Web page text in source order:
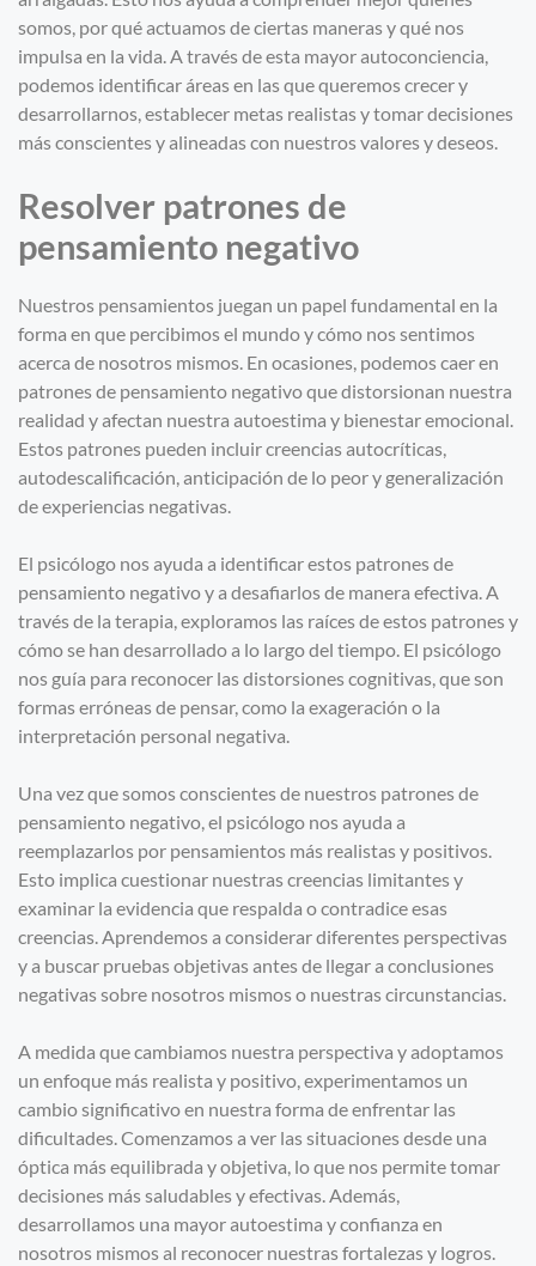
somos, por qué actuamos de ciertas maneras y qué nos
impulsa en la vida. A través de esta mayor autoconciencia,
podemos identificar áreas en las que queremos crecer y
desarrollarnos, establecer metas realistas y tomar decisiones
más conscientes y alineadas con nuestros valores y deseos.
Resolver patrones de
pensamiento negativo
Nuestros pensamientos juegan un papel fundamental en la
forma en que percibimos el mundo y cómo nos sentimos
acerca de nosotros mismos. En ocasiones, podemos caer en
patrones de pensamiento negativo que distorsionan nuestra
realidad y afectan nuestra autoestima y bienestar emocional.
Estos patrones pueden incluir creencias autocríticas,
autodescalificación, anticipación de lo peor y generalización
de experiencias negativas.
El psicólogo nos ayuda a identificar estos patrones de
pensamiento negativo y a desafiarlos de manera efectiva. A
través de la terapia, exploramos las raíces de estos patrones y
cómo se han desarrollado a lo largo del tiempo. El psicólogo
nos guía para reconocer las distorsiones cognitivas, que son
formas erróneas de pensar, como la exageración o la
interpretación personal negativa.
Una vez que somos conscientes de nuestros patrones de
pensamiento negativo, el psicólogo nos ayuda a
reemplazarlos por pensamientos más realistas y positivos.
Esto implica cuestionar nuestras creencias limitantes y
examinar la evidencia que respalda o contradice esas
creencias. Aprendemos a considerar diferentes perspectivas
y a buscar pruebas objetivas antes de llegar a conclusiones
negativas sobre nosotros mismos o nuestras circunstancias.
A medida que cambiamos nuestra perspectiva y adoptamos
un enfoque más realista y positivo, experimentamos un
cambio significativo en nuestra forma de enfrentar las
dificultades. Comenzamos a ver las situaciones desde una
óptica más equilibrada y objetiva, lo que nos permite tomar
decisiones más saludables y efectivas. Además,
desarrollamos una mayor autoestima y confianza en
nosotros mismos al reconocer nuestras fortalezas y logros.